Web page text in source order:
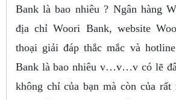
Bank là bao nhiêu ? Ngân hàng
địa chỉ Woori Bank, website
thoại giải đáp thắc mắc và
Bank là bao nhiêu v…v…v có lẽ
không chỉ của bạn mà còn của rất